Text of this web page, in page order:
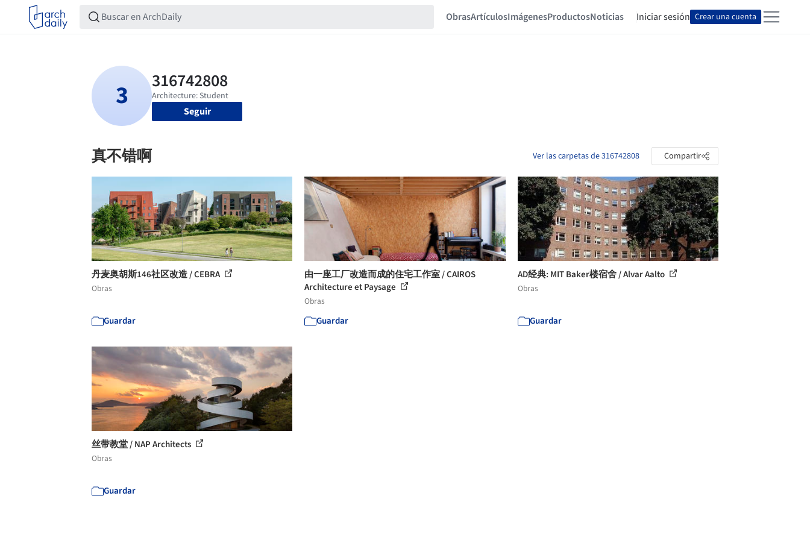
ObrasArtículosImágenesProductosNoticias Iniciar sesión Crear una cuenta
Seguir
真不错啊 Ver las carpetas de 316742808 Compartir
丹麦奥胡斯146社区改造 / CEBRA
Obras
Guardar
由一座工厂改造而成的住宅工作室 / CAIROS
Architecture et Paysage
Obras
Guardar
AD经典: MIT Baker楼宿舍 / Alvar Aalto
Obras
Guardar
丝带教堂 / NAP Architects
Obras
Guardar